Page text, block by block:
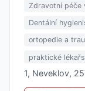
Zdravotní péče
Dentální
ortopedie a
praktické
1, Neveklov,